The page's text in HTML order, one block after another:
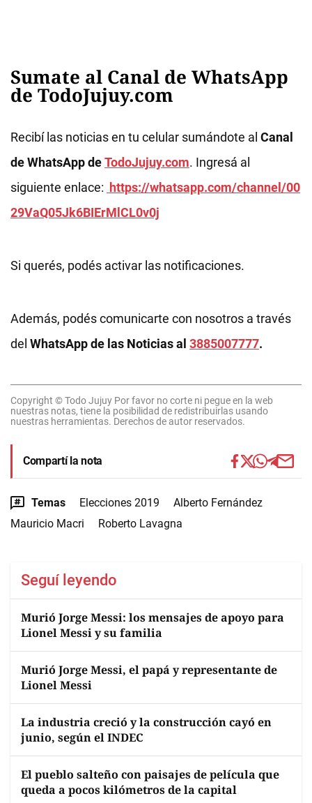
Sumate al Canal de WhatsApp
de TodoJujuy.com
Recibí las noticias en tu celular sumándote al Canal
de WhatsApp deTodoJujuy.com. Ingresá al
siguiente enlace: https://whatsapp.com/channel/00
29VaQ05Jk6BIErMlCL0v0j
Si querés, podés activar las notificaciones.
Además, podés comunicarte con nosotros a través
del WhatsApp de las Noticias al 3885007777.
Copyright © Todo Jujuy Por favor no corte ni pegue en la web
nuestras notas, tiene la posibilidad de redistribuirlas usando
nuestras herramientas. Derechos de autor reservados.
Compartí la nota
Temas Elecciones 2019
Alberto Fernández
Mauricio Macri
Roberto Lavagna
Seguí leyendo
Murió Jorge Messi: los mensajes de apoyo para
Lionel Messi y su familia
Murió Jorge Messi, el papá y representante de
Lionel Messi
La industria creció y la construcción cayó en
junio, según el INDEC
El pueblo salteño con paisajes de película que
queda a pocos kilómetros de la capital